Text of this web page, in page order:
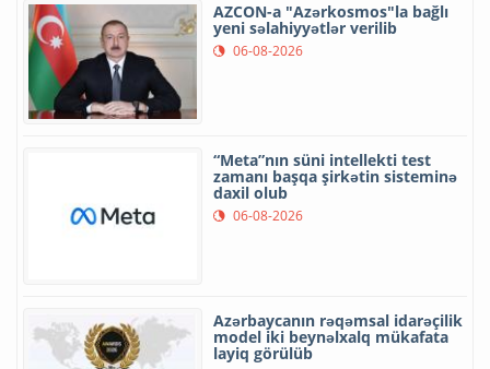
AZCON-a "Azərkosmos"la bağlı
yeni səlahiyyətlər verilib
06-08-2026
“Meta”nın süni intellekti test
zamanı başqa şirkətin sisteminə
daxil olub
06-08-2026
Azərbaycanın rəqəmsal idarəçilik
model iki beynəlxalq mükafata
layiq görülüb